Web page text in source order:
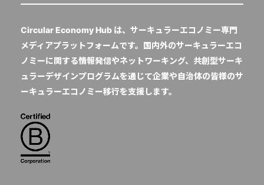
Circular Economy Hub は、サーキュラーエコノミー専門
メディアプラットフォームです。国内外のサーキュラーエコ
ノミーに関する情報発信やネットワーキング、共創型サーキ
ュラーデザインプログラムを通じて企業や自治体の皆様のサ
ーキュラーエコノミー移行を支援します。